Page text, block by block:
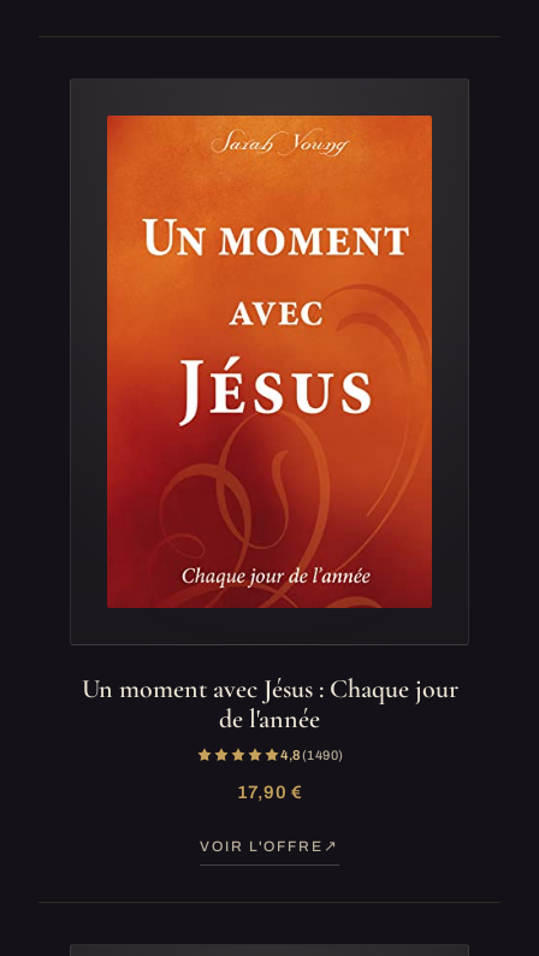
Un moment avec Jésus : Chaque jour
de l'année
4,8(1 490)
17,90 €
VOIR L'OFFRE